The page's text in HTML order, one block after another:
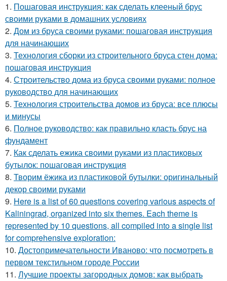
1. Пошаговая инструкция: как сделать клееный брус
своими руками в домашних условиях
2. Дом из бруса своими руками: пошаговая инструкция
для начинающих
3. Технология сборки из строительного бруса стен дома:
пошаговая инструкция
4. Строительство дома из бруса своими руками: полное
руководство для начинающих
5. Технология строительства домов из бруса: все плюсы
и минусы
6. Полное руководство: как правильно класть брус на
фундамент
7. Как сделать ежика своими руками из пластиковых
бутылок: пошаговая инструкция
8. Творим ёжика из пластиковой бутылки: оригинальный
декор своими руками
9. Here is a list of 60 questions covering various aspects of
Kaliningrad, organized into six themes. Each theme is
represented by 10 questions, all compiled into a single list
for comprehensive exploration:
10. Достопримечательности Иваново: что посмотреть в
первом текстильном городе России
11. Лучшие проекты загородных домов: как выбрать